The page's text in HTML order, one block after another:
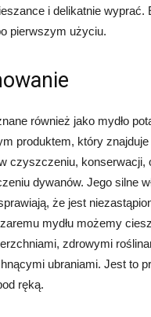
i delikatnie wyprać.
pierwszym użyciu.
również jako mydło
produktem, który
czyszczeniu, konserwacji,
dywanów. Jego silne
że jest
mydłu możemy
zdrowymi
ubraniami. Jest to
ręką.